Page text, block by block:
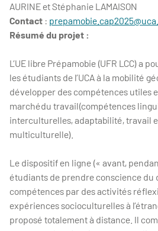
AURINE et Stéphanie LAMAISON
Contact :
Résumé du projet :
L’UE libre Prépamobie (UFR LCC) a
les étudiants de l’UCA à la mobilité
développer des compétences utiles
marchédu travail(compétences
interculturelles, adaptabilité, travail
multiculturelle).
Le dispositif en ligne (« avant,
étudiants de prendre conscience du
compétences par des activités
expériences socioculturelles à
proposé totalement à distance. Il